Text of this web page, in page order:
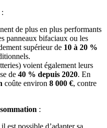
:
de plus en plus performants
panneaux bifaciaux ou les
supérieur de 10 à 20 %
voient également leurs
de 40 % depuis 2020. En
coûte environ 8 000 €, contre
:
est possible d’adapter sa